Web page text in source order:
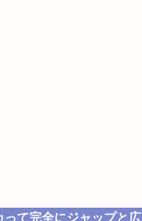
て完全にジャップと広